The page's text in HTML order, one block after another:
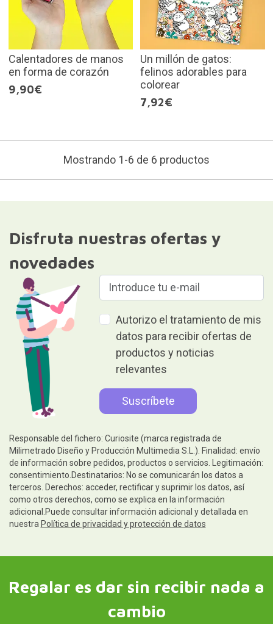
Calentadores de manos
en forma de corazón
9,90€
Un millón de gatos:
felinos adorables para
colorear
7,92€
Mostrando 1-6 de 6 productos
Disfruta nuestras ofertas y
novedades
Autorizo el tratamiento de mis
datos para recibir ofertas de
productos y noticias
relevantes
Responsable del fichero: Curiosite (marca registrada de
Milimetrado Diseño y Producción Multimedia S.L.). Finalidad: envío
de información sobre pedidos, productos o servicios. Legitimación:
consentimiento.Destinatarios: No se comunicarán los datos a
terceros. Derechos: acceder, rectificar y suprimir los datos, así
como otros derechos, como se explica en la información
adicional.Puede consultar información adicional y detallada en
nuestra Política de privacidad y protección de datos
Regalar es dar sin recibir nada a
cambio